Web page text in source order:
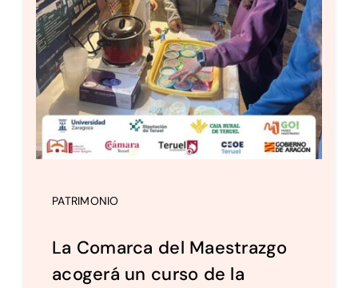
PATRIMONIO
La Comarca del Maestrazgo
acogerá un curso de la